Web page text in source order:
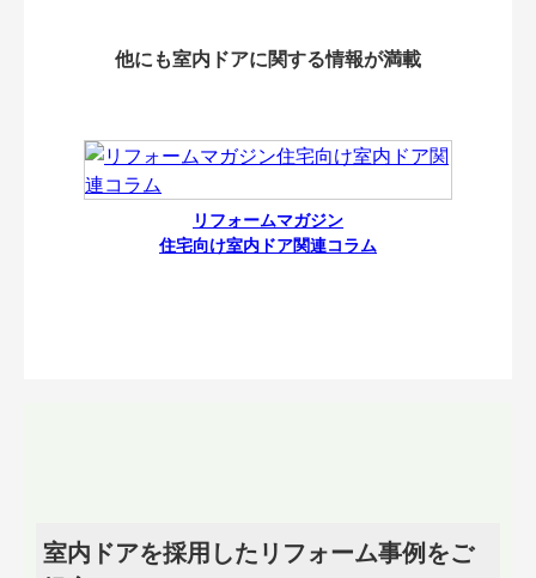
他にも室内ドアに関する情報が満載
リフォームマガジン
住宅向け室内ドア関連コラム
室内ドアを採用したリフォーム事例をご